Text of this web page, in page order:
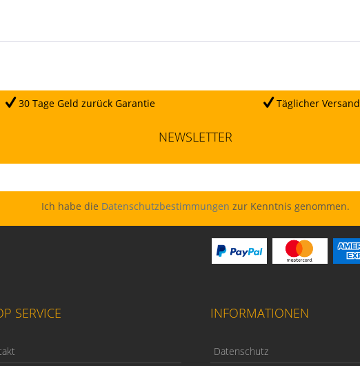
30 Tage Geld zurück Garantie Täglicher Versand
NEWSLETTER
Ich habe die Datenschutzbestimmungen zur Kenntnis genommen.
SERVICE INFORMATIONEN
Datenschutz